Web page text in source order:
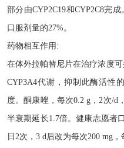
部分由CYP2C19和CYP2C8完
口服剂量的27%。
药物相互作用 :
在体外拉帕替尼片在治疗浓度可
CYP3A4代谢，抑制此酶活性
度。酮康唑，每次0.2 g，2次/d
半衰期延长1.7倍。健康志愿者
日2次，3 d后改为每次200 mg